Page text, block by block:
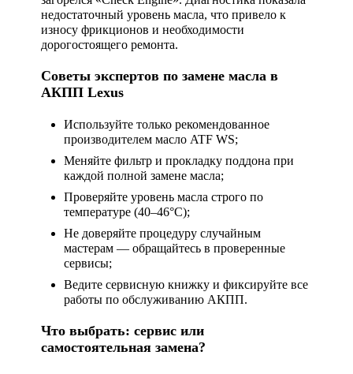
недостаточный уровень масла, что привело к
износу фрикционов и необходимости
дорогостоящего ремонта.
Советы экспертов по замене масла в
АКПП Lexus
Используйте только рекомендованное
производителем масло ATF WS;
Меняйте фильтр и прокладку поддона при
каждой полной замене масла;
Проверяйте уровень масла строго по
температуре (40–46°C);
Не доверяйте процедуру случайным
мастерам — обращайтесь в проверенные
сервисы;
Ведите сервисную книжку и фиксируйте все
работы по обслуживанию АКПП.
Что выбрать: сервис или
самостоятельная замена?